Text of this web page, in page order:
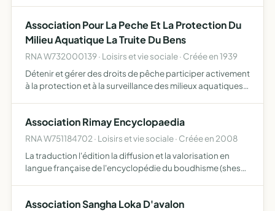
cynégétiqu…
Association Pour La Peche Et La Protection Du
Milieu Aquatique La Truite Du Bens
RNA W732000139 · Loisirs et vie sociale · Créée en 1939
Détenir et gérer des droits de pêche participer activement
à la protection et à la surveillance des milieux aquatiques
Association Rimay Encyclopaedia
RNA W751184702 · Loisirs et vie sociale · Créée en 2008
La traduction l'édition la diffusion et la valorisation en
langue française de l'encyclopédie du boudhisme (shes
Association Sangha Loka D'avalon